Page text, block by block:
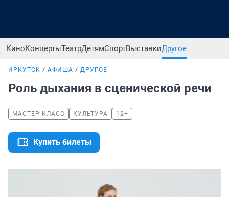
КиноКонцертыТеатрДетямСпортВыставкиДругое
ИРКУТСК АФИША ДРУГОЕ
Роль дыхания в сценической речи
МАСТЕР-КЛАСС КУЛЬТУРА 12+
Купить билеты